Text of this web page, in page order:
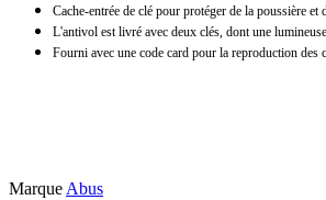
Cache-entrée de clé pour protéger de la poussière et
L'antivol est livré avec deux clés, dont une
Fourni avec une code card pour la reproduction des
Marque Abus